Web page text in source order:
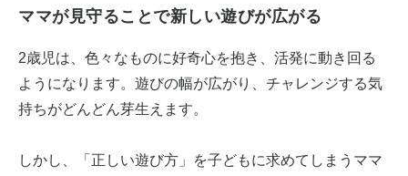
ママが見守ることで新しい遊びが広がる
2歳児は、色々なものに好奇心を抱き、活発に動き回る
ようになります。遊びの幅が広がり、チャレンジする気
持ちがどんどん芽生えます。
しかし、「正しい遊び方」を子どもに求めてしまうママ